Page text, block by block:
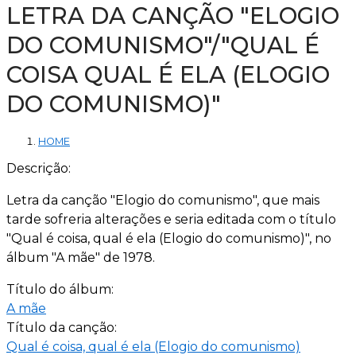
LETRA DA CANÇÃO "ELOGIO
DO COMUNISMO"/"QUAL É
COISA QUAL É ELA (ELOGIO
DO COMUNISMO)"
HOME
Descrição:
Letra da canção "Elogio do comunismo", que mais
tarde sofreria alterações e seria editada com o título
"Qual é coisa, qual é ela (Elogio do comunismo)", no
álbum "A mãe" de 1978.
Título do álbum:
A mãe
Título da canção:
Qual é coisa, qual é ela (Elogio do comunismo)